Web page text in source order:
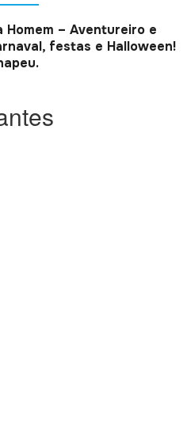
– Aventureiro e
festas e Halloween!